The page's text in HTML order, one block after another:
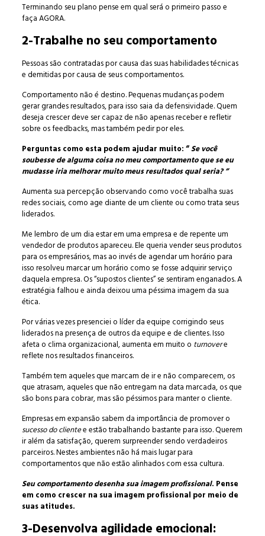
Terminando seu plano pense em qual será o primeiro passo e
faça AGORA.
2-Trabalhe no seu comportamento
Pessoas são contratadas por causa das suas habilidades técnicas
e demitidas por causa de seus comportamentos.
Comportamento não é destino. Pequenas mudanças podem
gerar grandes resultados, para isso saia da defensividade. Quem
deseja crescer deve ser capaz de não apenas receber e refletir
sobre os feedbacks, mas também pedir por eles.
Perguntas como esta podem ajudar muito: “Se você
soubesse de alguma coisa no meu comportamento que se eu
mudasse iria melhorar muito meus resultados qual seria? ”
Aumenta sua percepção observando como você trabalha suas
redes sociais, como age diante de um cliente ou como trata seus
liderados.
Me lembro de um dia estar em uma empresa e de repente um
vendedor de produtos apareceu. Ele queria vender seus produtos
para os empresários, mas ao invés de agendar um horário para
isso resolveu marcar um horário como se fosse adquirir serviço
daquela empresa. Os “supostos clientes” se sentiram enganados. A
estratégia falhou e ainda deixou uma péssima imagem da sua
ética.
Por várias vezes presenciei o líder da equipe corrigindo seus
liderados na presença de outros da equipe e de clientes. Isso
afeta o clima organizacional, aumenta em muito o turnovere
reflete nos resultados financeiros.
Também tem aqueles que marcam de ir e não comparecem, os
que atrasam, aqueles que não entregam na data marcada, os que
são bons para cobrar, mas são péssimos para manter o cliente.
Empresas em expansão sabem da importância de promover o
sucesso do clientee estão trabalhando bastante para isso. Querem
ir além da satisfação, querem surpreender sendo verdadeiros
parceiros. Nestes ambientes não há mais lugar para
comportamentos que não estão alinhados com essa cultura.
Seu comportamento desenha sua imagem profissional. Pense
em como crescer na sua imagem profissional por meio de
suas atitudes.
3-Desenvolva agilidade emocional: